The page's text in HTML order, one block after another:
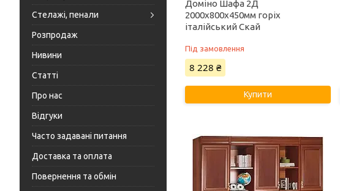
Стелажі, пенали
Розпродаж
Нивини
Статті
Про нас
Відгуки
Часто задавані питання
Доставка та оплата
Повернення та обмін
Доміно Шафа 2Д
2000х800х450мм горіх
італійський Скай
Під замовлення
8 228 ₴
Купити